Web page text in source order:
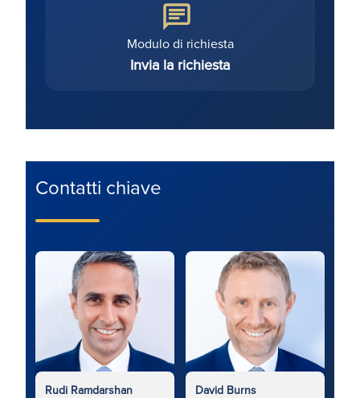
Modulo di richiesta
Invia la richiesta
Contatti chiave
Rudi Ramdarshan David Burns